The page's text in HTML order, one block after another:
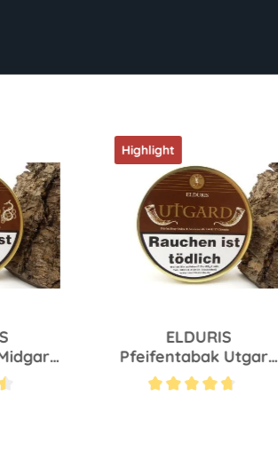
Highlight
ELDURIS
Pfeifentabak Utgard
50g